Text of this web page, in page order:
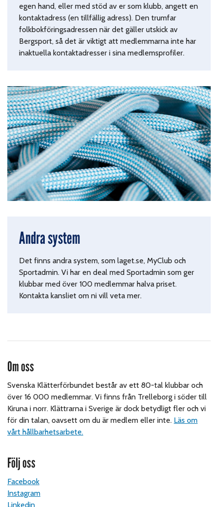
egen hand, eller med stöd av er som klubb, angett en
kontaktadress (en tillfällig adress). Den trumfar
folkbokföringsadressen när det gäller utskick av
Bergsport, så det är viktigt att medlemmarna inte har
inaktuella kontaktadresser i sina medlemsprofiler.
Andra system
Det finns andra system, som laget.se, MyClub och
Sportadmin. Vi har en deal med Sportadmin som ger
klubbar med över 100 medlemmar halva priset.
Kontakta kansliet om ni vill veta mer.
Om oss
Svenska Klätterförbundet består av ett 80-tal klubbar och
över 16 000 medlemmar. Vi finns från Trelleborg i söder till
Kiruna i norr. Klättrarna i Sverige är dock betydligt fler och vi
för din talan, oavsett om du är medlem eller inte. Läs om
vårt hållbarhetsarbete.
Följ oss
Facebook
Instagram
Linkedin